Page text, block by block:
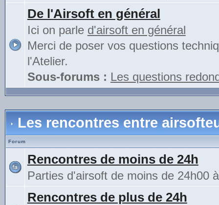
De l'Airsoft en général
Ici on parle d'airsoft en général
Merci de poser vos questions
l'Atelier.
Sous-forums : Les questions
Les rencontres entre
Forum
Rencontres de moins de 24h
Parties d'airsoft de moins de 24h00
Rencontres de plus de 24h